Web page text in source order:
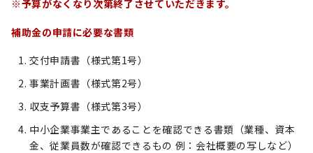
※予算がなくなり次第終了させていただきます。
補助金の申請に必要な書類
交付申請書（様式第1号）
事業計画書（様式第2号）
収支予算書（様式第3号）
中小企業事業主であることを確認できる書類（業種、資本
金、従業員数が確認できるもの 例：会社概要の写しなど）